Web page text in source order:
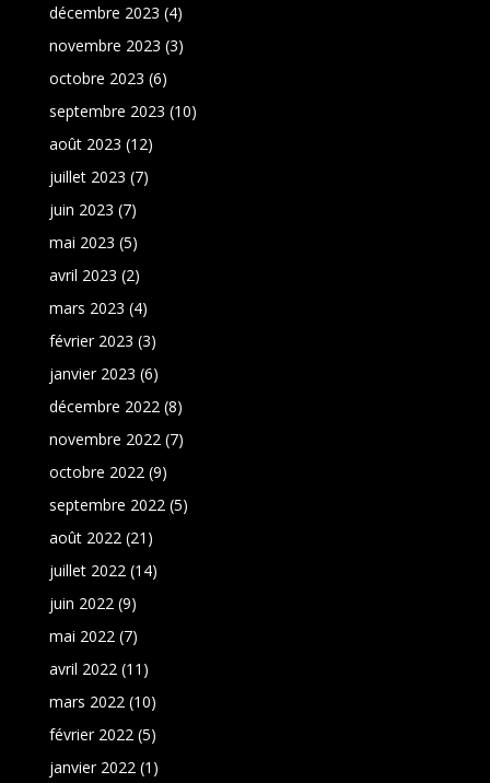
décembre 2023 (4)
novembre 2023 (3)
octobre 2023 (6)
septembre 2023 (10)
août 2023 (12)
juillet 2023 (7)
juin 2023 (7)
mai 2023 (5)
avril 2023 (2)
mars 2023 (4)
février 2023 (3)
janvier 2023 (6)
décembre 2022(8)
novembre 2022(7)
octobre 2022(9)
septembre 2022(5)
août 2022(21)
juillet 2022(14)
juin 2022(9)
mai 2022(7)
avril 2022(11)
mars 2022(10)
février 2022(5)
janvier 2022(1)